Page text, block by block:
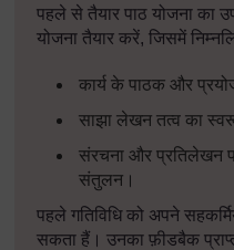
पहले से तैयार पाठ योजना का
योजना तैयार करें, जिसमें
कार्य के पाठक और
साझा लेखन तत्व का
संरचना और प्रतिलेखन
संतुलन।
पहले गतिविधि को अपने
सकता हैं। उनका फ़ीडबैक